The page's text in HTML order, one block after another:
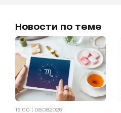
Новости по теме
16:00 | 08.08.2026